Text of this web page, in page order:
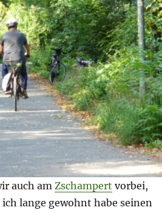
auch am Zschampert vorbei,
lange gewohnt habe seinen